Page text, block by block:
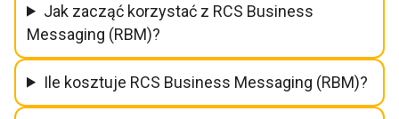
Jak zacząć korzystać z RCS Business
Messaging (RBM)?
Ile kosztuje RCS Business Messaging (RBM)?